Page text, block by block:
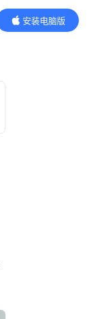
安装电脑版
内容更精彩